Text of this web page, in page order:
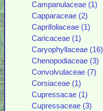
Campanulaceae (1)
Capparaceae (2)
Caprifoliaceae (1)
Caricaceae (1)
Caryophyllaceae (16)
Chenopodiaceae (3)
Convolvulaceae (7)
Corsiaceae (1)
Cupressacae (1)
Cupressaceae (3)